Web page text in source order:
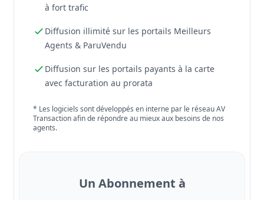
à fort trafic
Diffusion illimité sur les portails Meilleurs
Agents & ParuVendu
Diffusion sur les portails payants à la carte
avec facturation au prorata
* Les logiciels sont développés en interne par le réseau AV
Transaction afin de répondre au mieux aux besoins de nos
agents.
Un Abonnement à